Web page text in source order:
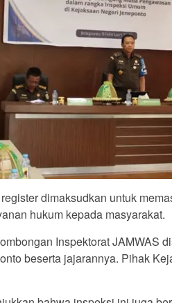
dimaksudkan untuk
hukum kepada masyarakat.
Inspektorat JAMWAS
beserta jajarannya. Pihak